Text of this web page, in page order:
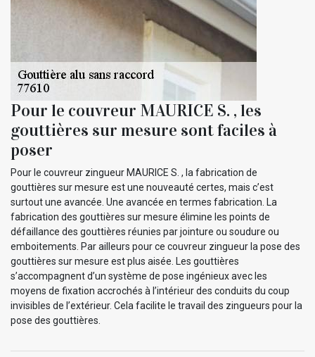
Pour le couvreur MAURICE S. , les
gouttières sur mesure sont faciles à
poser
Pour le couvreur zingueur MAURICE S. , la fabrication de
gouttières sur mesure est une nouveauté certes, mais c’est
surtout une avancée. Une avancée en termes fabrication. La
fabrication des gouttières sur mesure élimine les points de
défaillance des gouttières réunies par jointure ou soudure ou
emboitements. Par ailleurs pour ce couvreur zingueur la pose des
gouttières sur mesure est plus aisée. Les gouttières
s’accompagnent d’un système de pose ingénieux avec les
moyens de fixation accrochés à l’intérieur des conduits du coup
invisibles de l’extérieur. Cela facilite le travail des zingueurs pour la
pose des gouttières.